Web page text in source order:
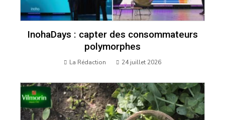
InohaDays : capter des consommateurs
polymorphes
La Rédaction 24 juillet 2026